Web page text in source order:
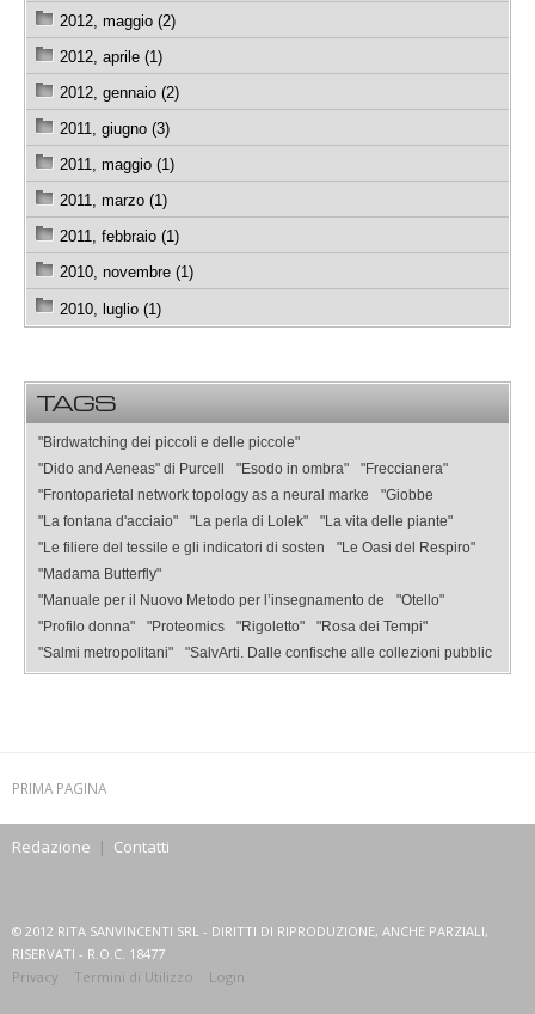
2012, maggio (2)
2012, aprile (1)
2012, gennaio (2)
2011, giugno (3)
2011, maggio (1)
2011, marzo (1)
2011, febbraio (1)
2010, novembre (1)
2010, luglio (1)
TAGS
"Birdwatching dei piccoli e delle piccole"
"Dido and Aeneas" di Purcell
"Esodo in ombra"
"Freccianera"
"Frontoparietal network topology as a neural marke
"Giobbe
"La fontana d'acciaio"
"La perla di Lolek"
"La vita delle piante"
"Le filiere del tessile e gli indicatori di sosten
"Le Oasi del Respiro"
"Madama Butterfly"
"Manuale per il Nuovo Metodo per l’insegnamento de
"Otello"
"Profilo donna"
"Proteomics "Rigoletto"
"Rosa dei Tempi"
"Salmi metropolitani"
"SalvArti. Dalle confische alle collezioni pubblic
PRIMA PAGINA
Redazione | Contatti
© 2012 RITA SANVINCENTI SRL - DIRITTI DI RIPRODUZIONE, ANCHE PARZIALI,
RISERVATI - R.O.C. 18477
Privacy
Termini di Utilizzo Login